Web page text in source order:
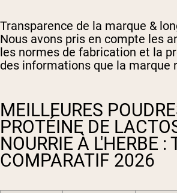
Transparence de la marque &
Nous avons pris en compte les
les normes de fabrication et la
des informations que la marque
MEILLEURES
PROTÉINE DE
NOURRIE À L'HERBE :
COMPARATIF 2026